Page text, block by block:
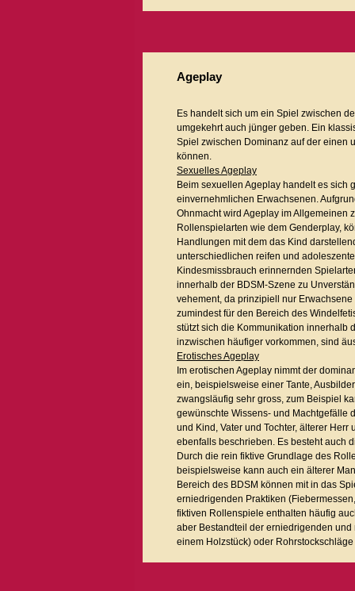
Ageplay
Es handelt sich um ein Spiel zwischen
umgekehrt auch jünger geben. Ein
Spiel zwischen Dominanz auf der einen
können.
Sexuelles Ageplay
Beim sexuellen Ageplay handelt es
einvernehmlichen Erwachsenen.
Ohnmacht wird Ageplay im Allgemeinen
Rollenspielarten wie dem Genderplay,
Handlungen mit dem das Kind
unterschiedlichen reifen und
Kindesmissbrauch erinnernden
innerhalb der BDSM-Szene zu
vehement, da prinzipiell nur
zumindest für den Bereich des
stützt sich die Kommunikation innerhalb
inzwischen häufiger vorkommen, sind
Erotisches Ageplay
Im erotischen Ageplay nimmt der
ein, beispielsweise einer Tante,
zwangsläufig sehr gross, zum Beispiel
gewünschte Wissens- und Machtgefälle
und Kind, Vater und Tochter, älterer
ebenfalls beschrieben. Es besteht auch
Durch die rein fiktive Grundlage des
beispielsweise kann auch ein älterer
Bereich des BDSM können mit in das
erniedrigenden Praktiken
fiktiven Rollenspiele enthalten häufig
aber Bestandteil der erniedrigenden
einem Holzstück) oder